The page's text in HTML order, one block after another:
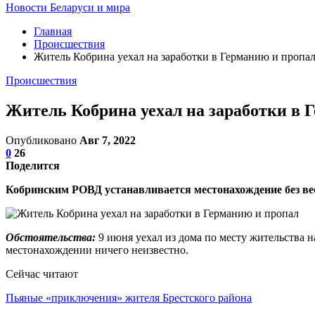
Новости Беларуси и мира
Главная
Происшествия
Житель Кобрина уехал на заработки в Германию и пропал
Происшествия
Житель Кобрина уехал на заработки в
Опубликовано Авг 7, 2022
0 26
Поделится
Кобринским РОВД устанавливается местонахождение без
Обстоятельства: 9 июня уехал из дома по месту жительства
местонахождении ничего неизвестно.
Сейчас читают
Пьяные «приключения» жителя Брестского района